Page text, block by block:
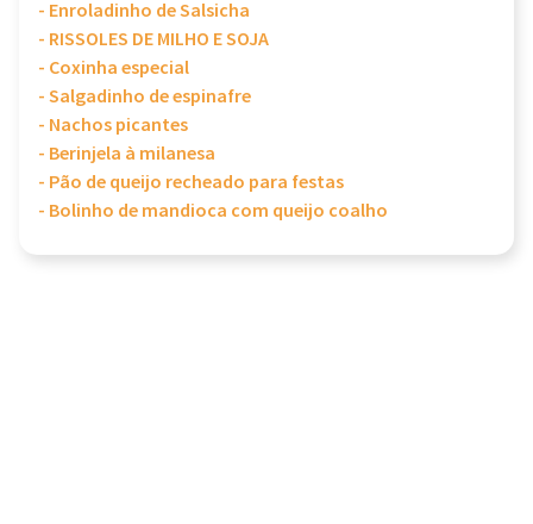
- Enroladinho de Salsicha
- RISSOLES DE MILHO E SOJA
- Coxinha especial
- Salgadinho de espinafre
- Nachos picantes
- Berinjela à milanesa
- Pão de queijo recheado para festas
- Bolinho de mandioca com queijo coalho